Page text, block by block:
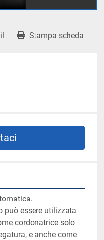
Stampa scheda
può essere utilizzata
cordonatrice solo
e anche come